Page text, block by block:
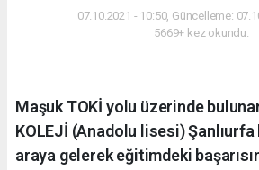
07.10.2021 - 10:50, Güncelleme:
5669+ kez okundu.
Maşuk TOKİ yolu üzerinde
KOLEJİ (Anadolu lisesi) Şanlıurfa
araya gelerek eğitimdeki